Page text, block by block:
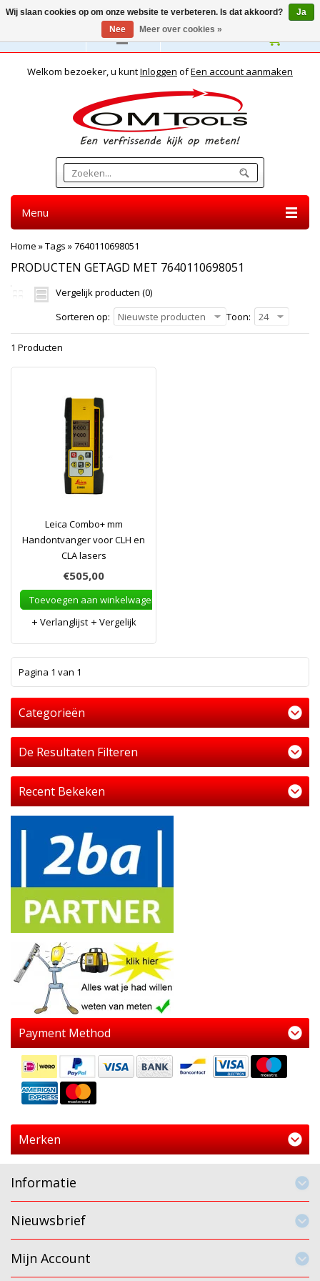
Nederlands
Welkom bezoeker, u kuntInloggen ofEen account aanmaken
Menu
Home »Tags »7640110698051
PRODUCTEN GETAGD MET 7640110698051
Vergelijk producten (0)
Sorteren op:
Nieuwste producten Toon: 24
1 Producten
Leica Combo+ mm
Handontvanger voor CLH en
CLA lasers
€505,00
Toevoegen aan winkelwagen
Verlanglijst
Vergelijk
Pagina 1 van 1
Categorieën
De Resultaten Filteren
Recent Bekeken
Payment Method
Merken
Informatie
Nieuwsbrief
Mijn Account
Wij slaan cookies op om onze website te verbeteren. Is dat akkoord?
Ja
Nee
Meer over cookies »